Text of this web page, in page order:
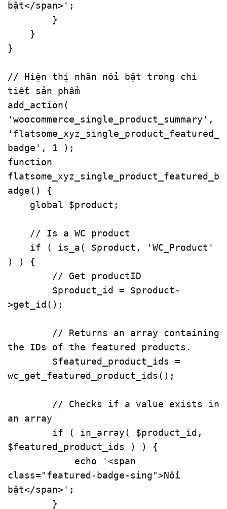
bật</span>' ;
}
// Hiện thị nhãn nổi bật trong chi
tiết sản phẩm
add_action
'woocommerce_single_product_summary'
'flatsome_xyz_single_product_featured_
badge' , 1
function
flatsome_xyz_single_product_featured_b
adge ( ) {
global
$product ;
// Is a WC product
if ( is_a ( $product ,
'WC_Product'
) ) {
// Get productID
$product_id
= $product -
>get_id ();
// Returns an array containing
the IDs of the featured products.
$featured_product_ids
wc_get_featured_product_ids ();
// Checks if a value exists in
an array
if ( in_array ( $product_id
$featured_product_ids ) ) {
echo
'<span
class="featured-badge-sing">Nổi
bật</span>' ;